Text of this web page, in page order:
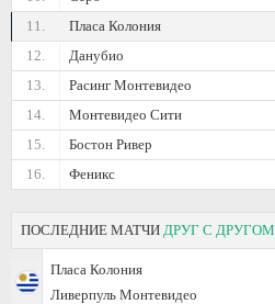
11.
Пласа Колония
12.
Данубио
13.
Расинг Монтевидео
14.
Монтевидео Сити
15.
Бостон Ривер
16.
Феникс
ПОСЛЕДНИЕ МАТЧИ ДРУГ С ДРУГОМ
Пласа Колония
Ливерпуль Монтевидео